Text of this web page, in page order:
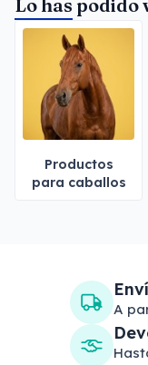
Lo has podido
Productos
para caballos
A